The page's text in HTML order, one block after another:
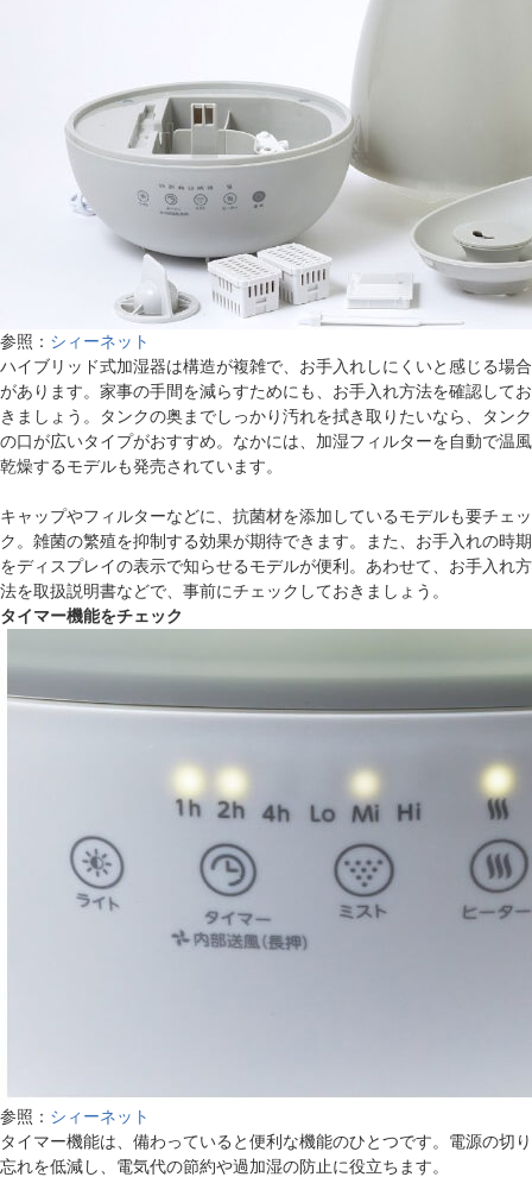
参照： シィーネット
ハイブリッド式加湿器は構造が複雑で、お手入れしにくいと感じる場合
があります。家事の手間を減らすためにも、お手入れ方法を確認してお
きましょう。タンクの奥までしっかり汚れを拭き取りたいなら、タンク
の口が広いタイプがおすすめ。なかには、加湿フィルターを自動で温風
乾燥するモデルも発売されています。
キャップやフィルターなどに、抗菌材を添加しているモデルも要チェッ
ク。雑菌の繁殖を抑制する効果が期待できます。また、お手入れの時期
をディスプレイの表示で知らせるモデルが便利。あわせて、お手入れ方
法を取扱説明書などで、事前にチェックしておきましょう。
タイマー機能をチェック
参照： シィーネット
タイマー機能は、備わっていると便利な機能のひとつです。電源の切り
忘れを低減し、電気代の節約や過加湿の防止に役立ちます。